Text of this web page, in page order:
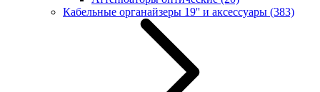
Кабельные органайзеры 19'' и аксессуары (383)